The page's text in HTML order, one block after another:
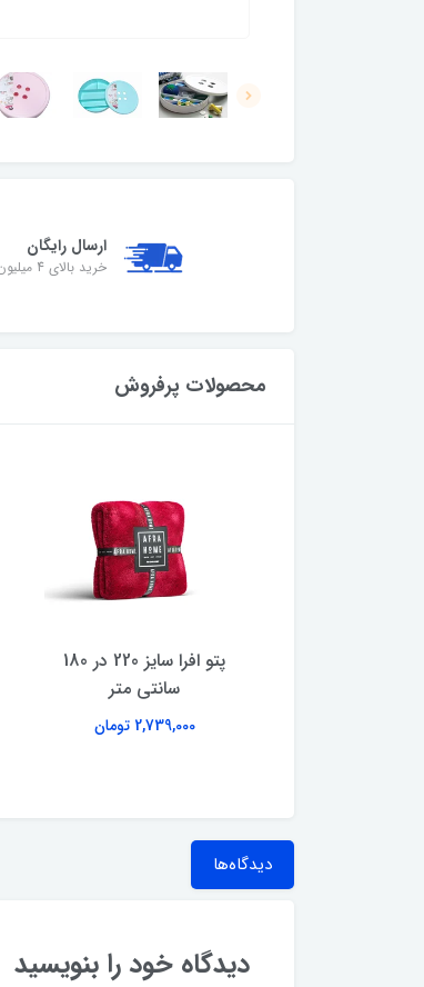
ارسال رایگان
خرید بالای 4 میلیون
محصولات پرفروش
پتو افرا سایز 220 در 180
سانتی متر
2,739,000 تومان
دیدگاه‌ها
دیدگاه خود را بنویسید